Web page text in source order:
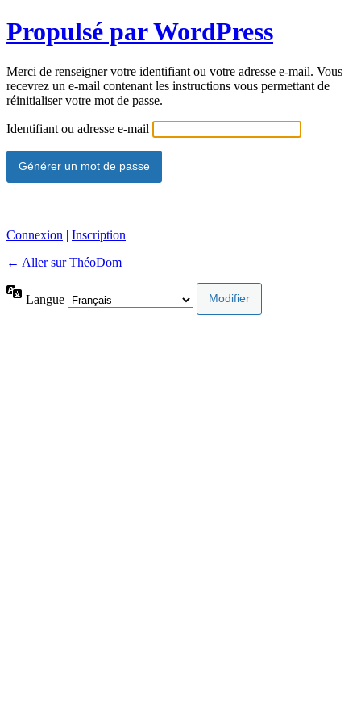
Propulsé par WordPress
Merci de renseigner votre identifiant ou votre adresse e-mail. Vous
recevrez un e-mail contenant les instructions vous permettant de
réinitialiser votre mot de passe.
Identifiant ou adresse e-mail
Connexion | Inscription
← Aller sur ThéoDom
Langue